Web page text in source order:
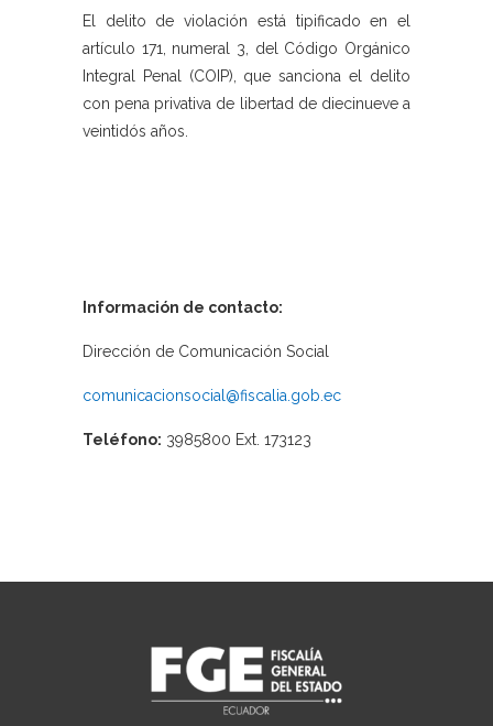
El delito de violación está tipificado en el
artículo 171, numeral 3, del Código Orgánico
Integral Penal (COIP), que sanciona el delito
con pena privativa de libertad de diecinueve a
veintidós años.
Información de contacto:
Dirección de Comunicación Social
comunicacionsocial@fiscalia.gob.ec
Teléfono: 3985800 Ext. 173123